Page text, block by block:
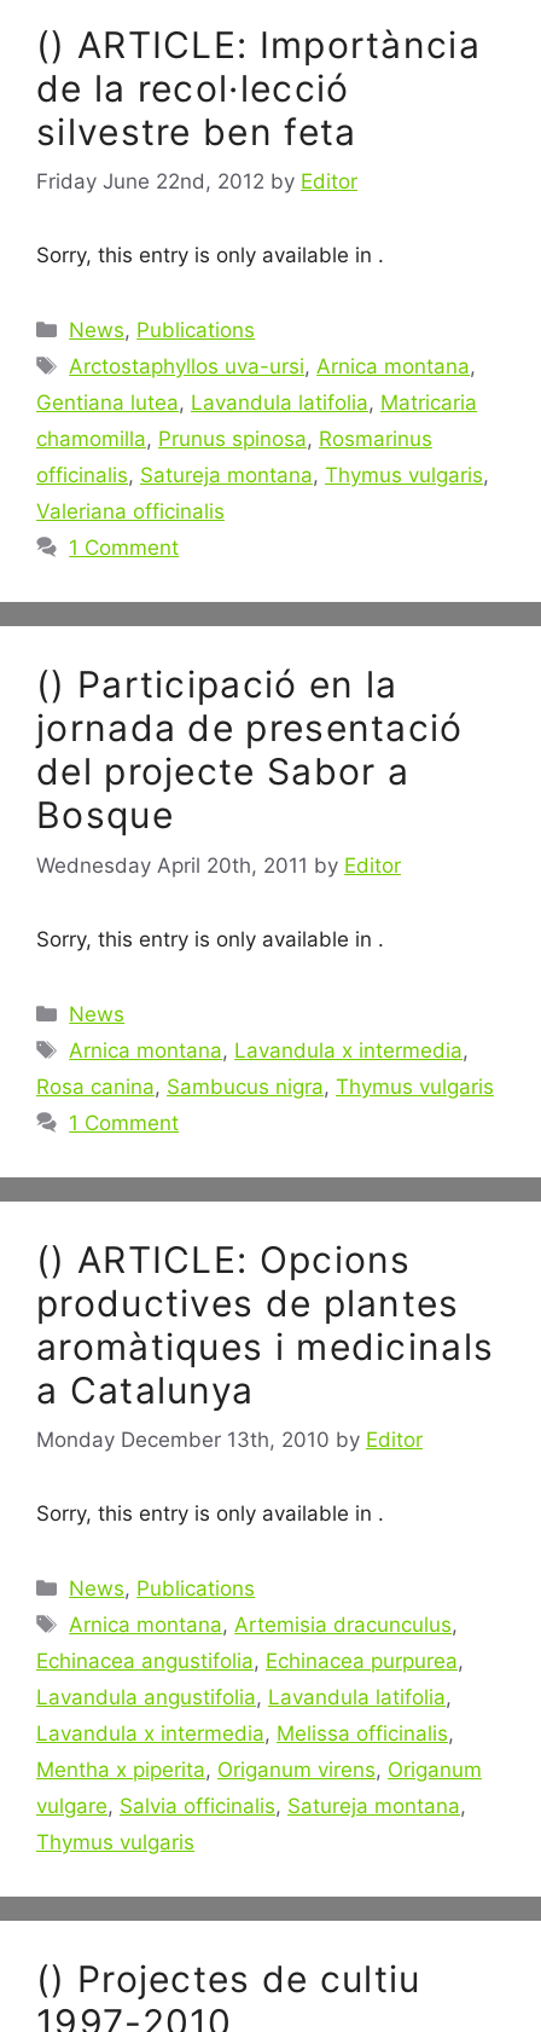
() ARTICLE: Importància
de la recol·lecció
silvestre ben feta
Friday June 22nd, 2012 by Editor
Sorry, this entry is only available in .
Categories
News, Publications
Tags
Arctostaphyllos uva-ursi,Arnica montana,
Gentiana lutea, Lavandula latifolia, Matricaria
chamomilla, Prunus spinosa, Rosmarinus
officinalis, Satureja montana, Thymus vulgaris,
Valeriana officinalis
1 Comment
() Participació en la
jornada de presentació
del projecte Sabor a
Bosque
Wednesday April 20th, 2011 by Editor
Sorry, this entry is only available in .
Categories
News
Tags
Arnica montana, Lavandula x intermedia,
Rosa canina, Sambucus nigra, Thymus vulgaris
1 Comment
() ARTICLE: Opcions
productives de plantes
aromàtiques i medicinals
a Catalunya
Monday December 13th, 2010 by Editor
Sorry, this entry is only available in .
Categories
News, Publications
Tags
Arnica montana,Artemisia dracunculus,
Echinacea angustifolia, Echinacea purpurea,
Lavandula angustifolia, Lavandula latifolia,
Lavandula x intermedia, Melissa officinalis,
Mentha x piperita, Origanum virens, Origanum
vulgare, Salvia officinalis, Satureja montana,
Thymus vulgaris
() Projectes de cultiu
1997-2010